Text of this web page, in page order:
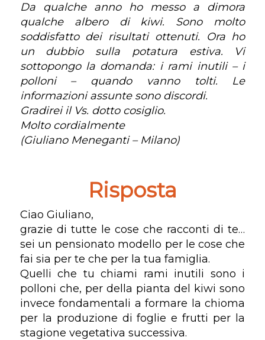
Da qualche anno ho messo a dimora
qualche albero di kiwi. Sono molto
soddisfatto dei risultati ottenuti. Ora ho
un dubbio sulla potatura estiva. Vi
sottopongo la domanda: i rami inutili – i
polloni – quando vanno tolti. Le
informazioni assunte sono discordi.
Gradirei il Vs. dotto cosiglio.
Molto cordialmente
(Giuliano Meneganti – Milano)
Risposta
Ciao Giuliano,
grazie di tutte le cose che racconti di te…
sei un pensionato modello per le cose che
fai sia per te che per la tua famiglia.
Quelli che tu chiami rami inutili sono i
polloni che, per della pianta del kiwi sono
invece fondamentali a formare la chioma
per la produzione di foglie e frutti per la
stagione vegetativa successiva.